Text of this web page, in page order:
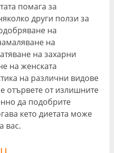
помага за
други ползи за
на
на
на захарни
на женската
на различни видове
отървете от излишните
да подобрите
кето диетата може
вас.